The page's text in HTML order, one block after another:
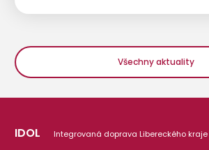
Všechny aktuality
IDOL Integrovaná doprava Libereckého kraje